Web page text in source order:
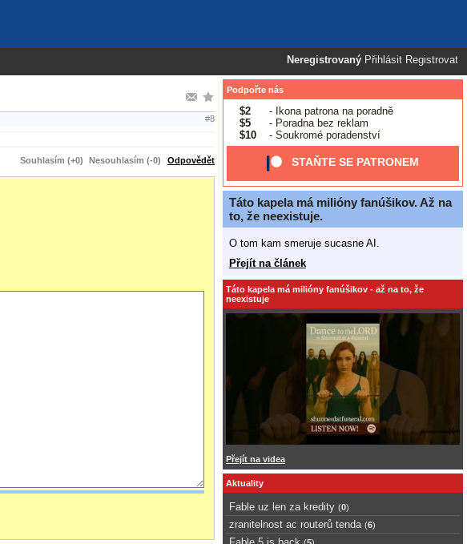
Neregistrovaný Přihlásit Registrovat
#8
Souhlasím (+0) Nesouhlasím (-0) Odpovědět
Podpořte nás
$2
- Ikona patrona na poradně
$5
- Poradna bez reklam
$10
- Soukromé poradenství
STAŇTE SE PATRONEM
Táto kapela má milióny fanúšikov. Až na
to, že neexistuje.
O tom kam smeruje sucasne AI.
Přejít na článek
Táto kapela má milióny fanúšikov - až na to, že
neexistuje
Přejít na videa
Aktuality
Fable uz len za kredity (0)
zranitelnost ac routerů tenda (6)